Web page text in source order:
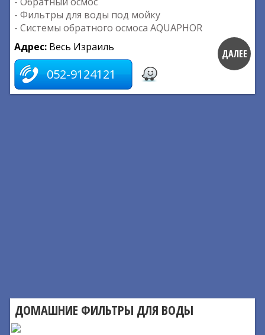
- Фильтры для воды под мойку
- Системы обратного осмоса AQUAPHOR
Адрес: Весь Израиль
052-9124121
ДАЛЕЕ
ДОМАШНИЕ ФИЛЬТРЫ ДЛЯ ВОДЫ